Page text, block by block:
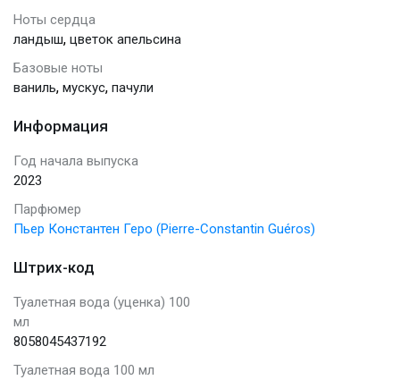
Ноты сердца
ландыш, цветок апельсина
Базовые ноты
ваниль, мускус, пачули
Информация
Год начала выпуска
2023
Парфюмер
Пьер Константен Геро (Pierre-Constantin Guéros)
Штрих-код
Туалетная вода (уценка) 100
мл
8058045437192
Туалетная вода 100 мл